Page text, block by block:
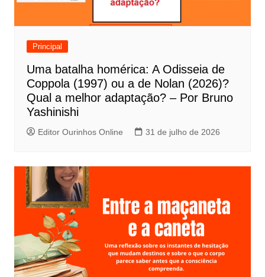
Principal
Uma batalha homérica: A Odisseia de
Coppola (1997) ou a de Nolan (2026)?
Qual a melhor adaptação? – Por Bruno
Yashinishi
Editor Ourinhos Online 31 de julho de 2026